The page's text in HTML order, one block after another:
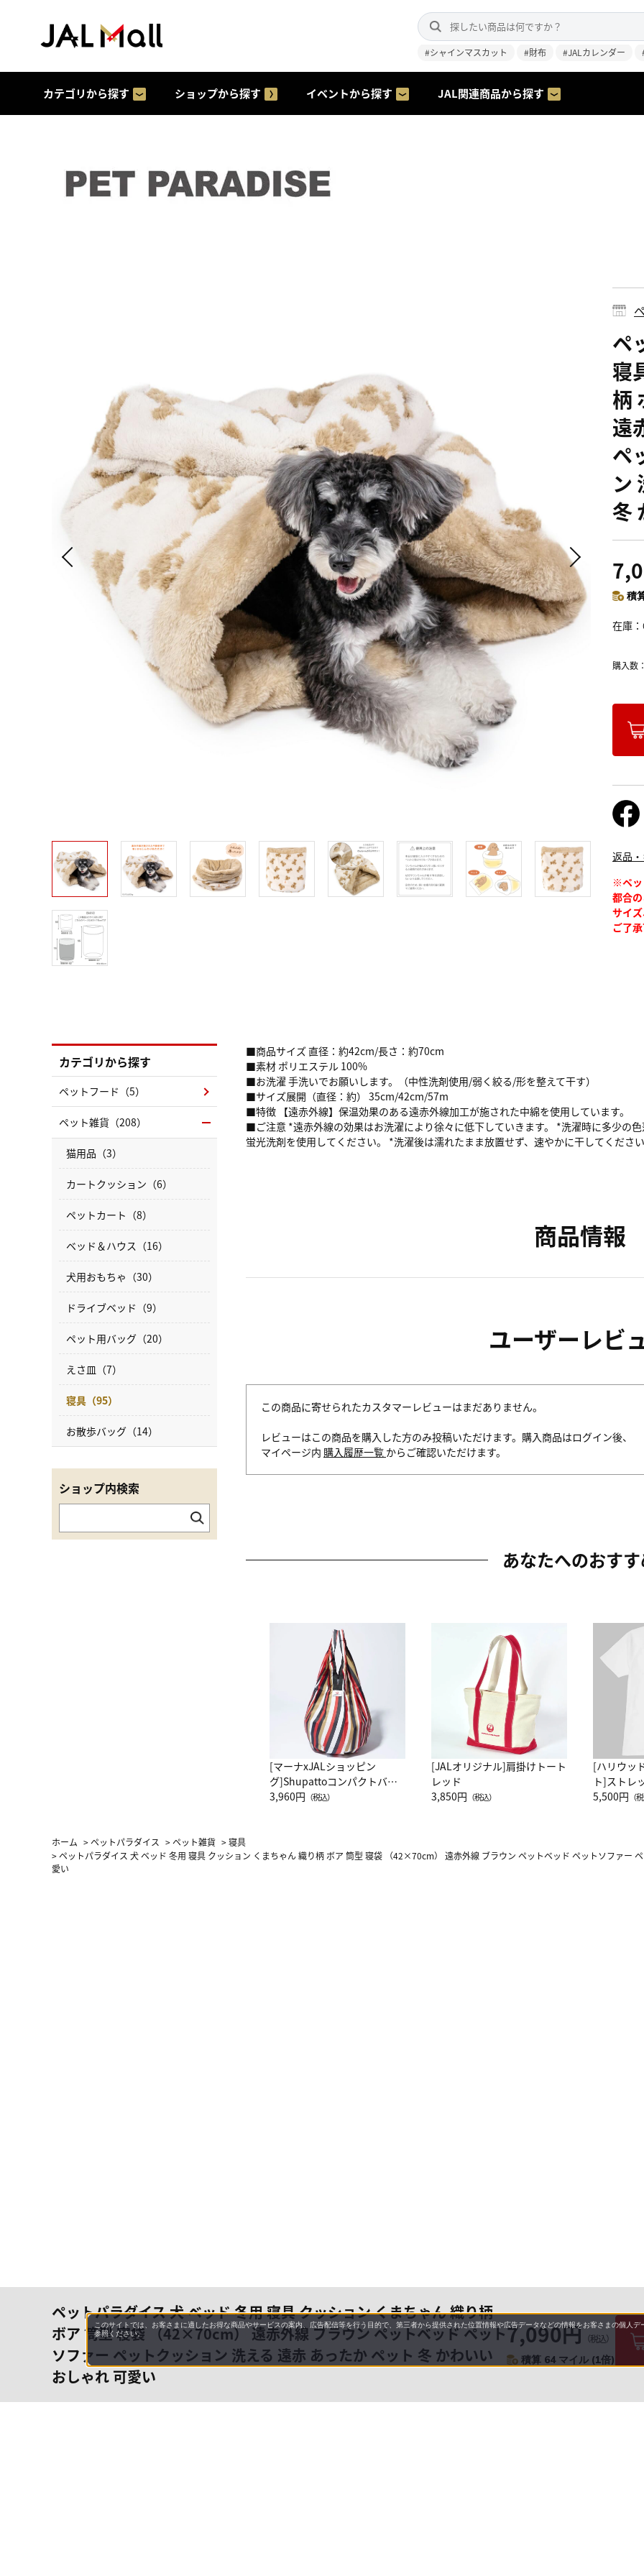
#シャインマスカット #財布 #JALカレンダー
カテゴリから探す ショップから探す イベントから探す JAL関連商品から探す
ペ
寝
柄
遠
ペ
ン
冬
積
在庫
購入数
ペットパラダイス 犬 ベッド 冬用 寝具 クッション くまちゃん 織り柄
ボア 筒型 寝袋 （42×70cm） 遠赤外線 ブラウン ペットベッド ペット
ソファー ペットクッション 洗える 遠赤 あったか ペット 冬 かわいい
おしゃれ 可愛い
7,090円 （税込）
積算 64 マイル (1倍)
返品
※ペッ
都合
サイ
ご了
■商品サイズ 直径：約42cm/長さ：約70cm
■素材 ポリエステル 100%
■お洗濯 手洗いでお願いします。（中性洗剤使用/弱く絞る/形を整えて干す）
■サイズ展開（直径：約） 35cm/42cm/57m
■特徴 【遠赤外線】保温効果のある遠赤外線加工が施された中綿を使用しています。
■ご注意 *遠赤外線の効果はお洗濯により徐々に低下していきます。 *洗濯時に多少の
蛍光洗剤を使用してください。 *洗濯後は濡れたまま放置せず、速やかに干してください
商品情報
ユーザーレビ
この商品に寄せられたカスタマーレビューはまだありません。
レビューはこの商品を購入した方のみ投稿いただけます。購入商品はログイン後、
マイページ内 購入履歴一覧 からご確認いただけます。
あなたへのおす
[マーナxJALショッピン
グ]Shupattoコンパクトバッ
グ Drop JAL客室乗務員
3,960円 （税込）
[JALオリジナル]肩掛けトート
レッド
3,850円 （税込）
[ハリウッ
ト]ストレ
ーネック
5,500円 （
カテゴリから探す
ペットフード（5）
ペット雑貨（208）
猫用品（3）
カートクッション（6）
ペットカート（8）
ベッド＆ハウス（16）
犬用おもちゃ（30）
ドライブベッド（9）
ペット用バッグ（20）
えさ皿（7）
寝具（95）
お散歩バッグ（14）
ショップ内検索
ホーム >ペットパラダイス >ペット雑貨 >寝具
>ペットパラダイス 犬 ベッド 冬用 寝具 クッション くまちゃん 織り柄 ボア 筒型 寝袋 （42×70cm） 遠赤外線 ブラウン ペットベッド ペットソファー
愛い
このサイトでは、お客さまに適したお得な商品やサービスの案内、広告配信等を行う目的で、第三者から提供された位置情報や広告データなどの情報をお客さまの個人
参照ください。